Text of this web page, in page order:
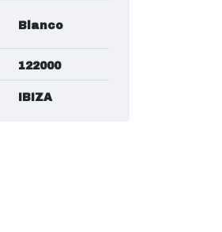
Blanco
122000
IBIZA